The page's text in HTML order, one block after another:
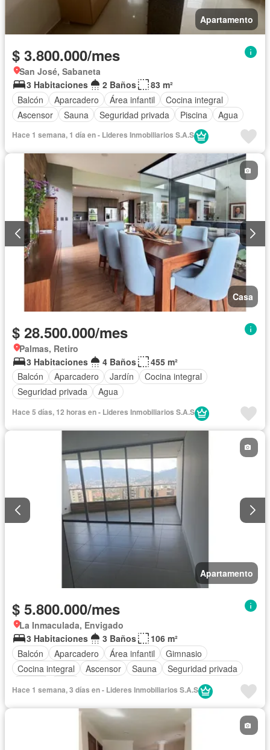
Apartamento
$ 3.800.000/mes
San José, Sabaneta
3 Habitaciones
2 Baños
83 m²
Balcón
Aparcadero Área infantil
Cocina integral
Ascensor
Sauna Seguridad privada Piscina Agua
Hace 1 semana, 1 día en - Lideres Inmobiliarios S.A.S
Casa
$ 28.500.000/mes
Palmas, Retiro
3 Habitaciones
4 Baños
455 m²
Balcón
Aparcadero Jardín
Cocina integral
Seguridad privada
Agua
Hace 5 días, 12 horas en - Lideres Inmobiliarios S.A.S
Apartamento
$ 5.800.000/mes
La Inmaculada, Envigado
3 Habitaciones
3 Baños
106 m²
Balcón
Aparcadero Área infantil
Gimnasio
Cocina integral
Ascensor Sauna
Seguridad privada
Hace 1 semana, 3 días en - Lideres Inmobiliarios S.A.S